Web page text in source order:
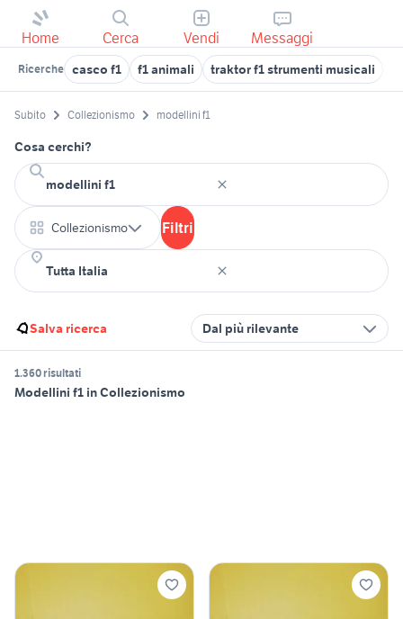
Home Cerca Vendi Messaggi
Ricerche casco f1 f1 animali traktor f1 strumenti musicali
Subito Collezionismo modellini f1
Cosa cerchi?
Collezionismo Filtri
Salva ricerca Dal più rilevante
1.360 risultati
Modellini f1 in Collezionismo